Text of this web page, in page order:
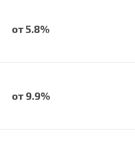
от 5.8%
от 9.9%